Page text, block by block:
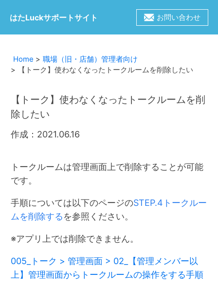
はたLuckサポートサイト お問い合わせ
Home
職場（旧・店舗）管理者向け
【トーク】使わなくなったトークルームを削除したい
【トーク】使わなくなったトークルームを削
除したい
作成：2021.06.16
トークルームは管理画面上で削除することが可能
です。
手順については以下のページのSTEP.4トークルー
ムを削除するを参照ください。
※アプリ上では削除できません。
005_トーク > 管理画面 > 02_【管理メンバー以
上】管理画面からトークルームの操作をする手順